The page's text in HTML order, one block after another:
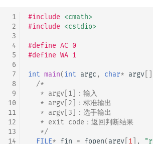
1
2
3
4
5
6
7
8
9
10
11
12
13
14
#include <cmath>
#include <cstdio>
#define AC 0
#define WA 1
int main(int argc , char* argv
/*
   * argv[1]：输入
   * argv[2]：标准输出
   * argv[3]：选手输出
   * exit code：返回判断结果
   */
FILE* fin = fopen(argv 1 ],